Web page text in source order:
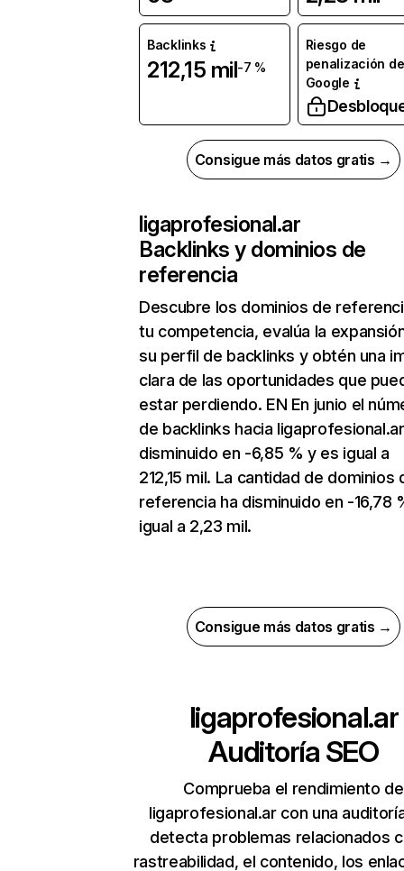
Backlinks
212,15 mil-7 %
Riesgo de
penalización de
Google
Consigue más datos gratis →
ligaprofesional.ar
Backlinks y dominios de
referencia
Descubre los dominios de
tu competencia, evalúa la
su perfil de backlinks y obtén una
clara de las oportunidades que
estar perdiendo. EN En junio el
de backlinks hacia
disminuido en -6,85 % y es igual a
212,15 mil. La cantidad de dominios
referencia ha disminuido en -16,78
igual a 2,23 mil.
Consigue más datos gratis →
ligaprofesional.ar
Auditoría SEO
Comprueba el rendimiento de
ligaprofesional.ar con una
detecta problemas relacionados
rastreabilidad, el contenido, los